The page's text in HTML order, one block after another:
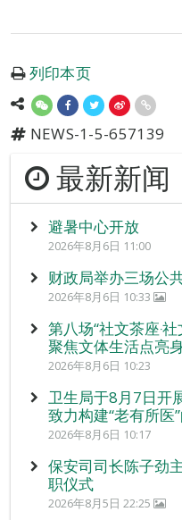
列印本页
NEWS-1-5-657139
最新新闻
避暑中心开放
2026年8月6日 11:00
财政局举办三场公
2026年8月6日 10:33
第八场“社文茶座‧
聚焦文体生活点亮
2026年8月6日 10:23
卫生局于8月7日开
致力构建“老有所医
2026年8月6日 10:17
保安司司长陈子劲
职仪式
2026年8月5日 22:25